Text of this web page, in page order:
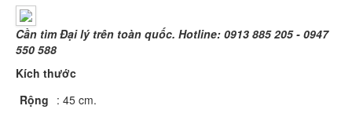
Cần tìm Đại lý trên toàn quốc. Hotline: 0913 885 205 - 0947
550 588
Kích thước
Rộng : 45 cm.